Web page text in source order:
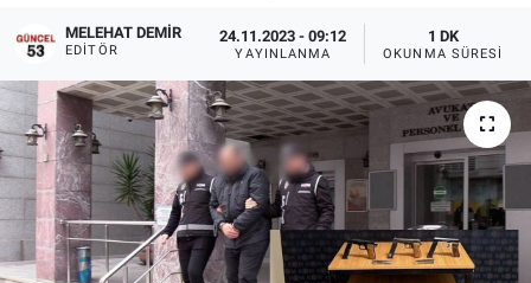
MELEHAT DEMİR
EDITÖR
24.11.2023 - 09:12
YAYINLANMA
1 DK
OKUNMA SÜRESI